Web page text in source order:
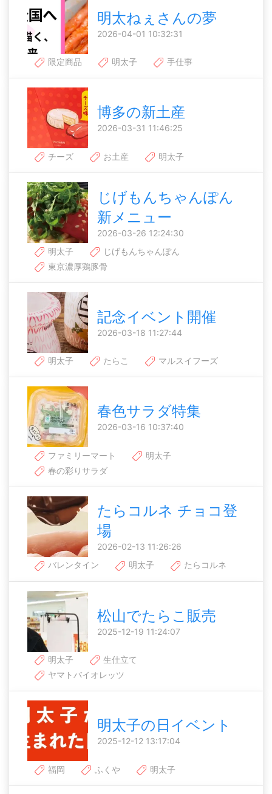
明太ねぇさんの夢
2026-04-01 10:32:31
限定商品 明太子 手仕事
博多の新土産
2026-03-31 11:46:25
チーズ お土産 明太子
じげもんちゃんぽん
新メニュー
2026-03-26 12:24:30
明太子
じげもんちゃんぽん
東京濃厚鶏豚骨
記念イベント開催
2026-03-18 11:27:44
明太子 たらこ マルスイフーズ
春色サラダ特集
2026-03-16 10:37:40
ファミリーマート
明太子
春の彩りサラダ
たらコルネ チョコ登
場
2026-02-13 11:26:26
バレンタイン
明太子 たらコルネ
松山でたらこ販売
2025-12-19 11:24:07
明太子
生仕立て
ヤマトバイオレッツ
明太子の日イベント
2025-12-12 13:17:04
福岡 ふくや 明太子